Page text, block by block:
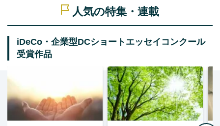
人気の特集・連載
iDeCo・企業型DCショートエッセイコンクール
受賞作品